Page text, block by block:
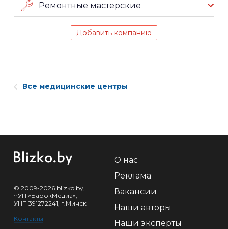
Ремонтные мастерские
Добавить компанию
Все медицинские центры
© 2009-2026 blizko.by,
ЧУП «БарокМедиа»,
УНП 391272241, г.Минск
Контакты
О нас
Реклама
Вакансии
Наши авторы
Наши эксперты